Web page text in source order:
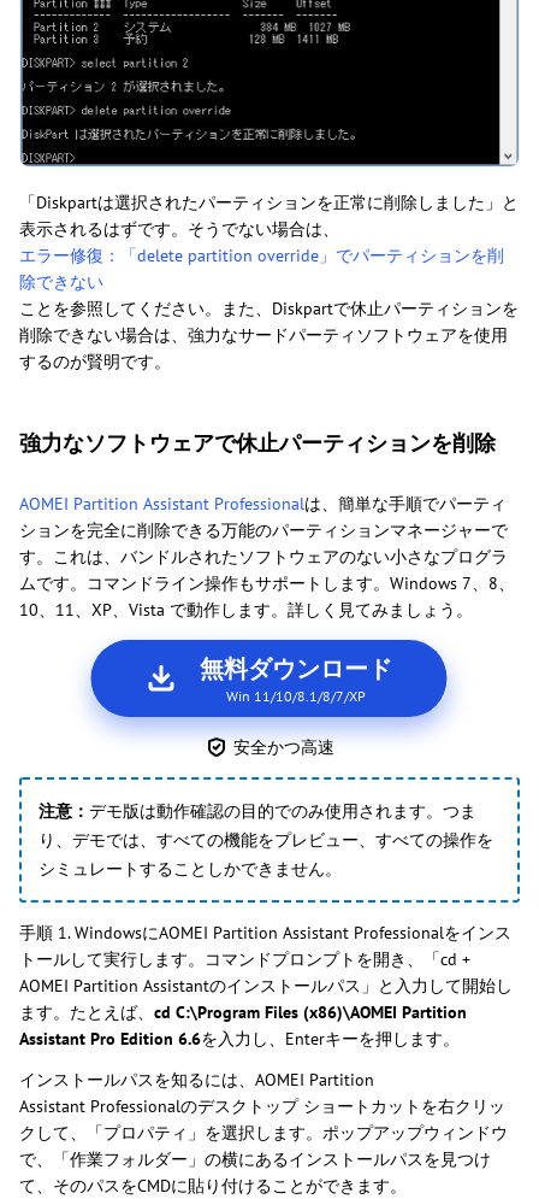
「Diskpartは選択されたパーティションを正常に削除しました」と
表示されるはずです。そうでない場合は、
エラー修復：「delete partition override」でパーティションを削
除できない
ことを参照してください。また、Diskpartで休止パーティションを
削除できない場合は、強力なサードパーティソフトウェアを使用
するのが賢明です。
強力なソフトウェアで休止パーティションを削除
AOMEI Partition Assistant Professionalは、簡単な手順でパーティ
ションを完全に削除できる万能のパーティションマネージャーで
す。これは、バンドルされたソフトウェアのない小さなプログラ
ムです。コマンドライン操作もサポートします。Windows 7、8、
10、11、XP、Vista で動作します。詳しく見てみましょう。
無料ダウンロード
Win 11/10/8.1/8/7/XP
安全かつ高速
注意： デモ版は動作確認の目的でのみ使用されます。つま
り、デモでは、すべての機能をプレビュー、すべての操作を
シミュレートすることしかできません。
手順 1. WindowsにAOMEI Partition Assistant Professionalをインス
トールして実行します。コマンドプロンプトを開き、「cd +
AOMEI Partition Assistantのインストールパス」と入力して開始し
ます。たとえば、 cd C:\Program Files (x86)\AOMEI Partition
Assistant Pro Edition 6.6を入力し、Enterキーを押します。
インストールパスを知るには、AOMEI Partition
Assistant Professionalのデスクトップ ショートカットを右クリッ
クして、「プロパティ」を選択します。ポップアップウィンドウ
で、「作業フォルダー」の横にあるインストールパスを見つけ
て、そのパスをCMDに貼り付けることができます。